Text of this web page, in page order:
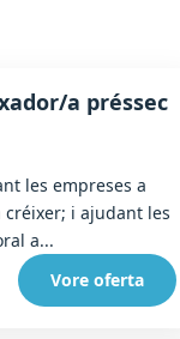
a préssec
les empreses a
i ajudant les
a...
Vore oferta